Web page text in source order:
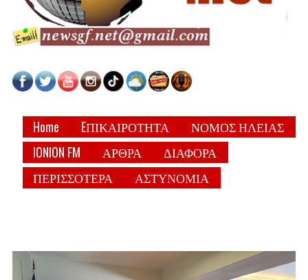
Home EΠΙΚΑΙΡΟΤΗΤΑ
ΝΟΜΟΣ ΗΛΕΙΑΣ
IONION FM
ΑΡΘΡΑ
ΔΙΑΦΟΡΑ
ΠΕΡΙΣΣΟΤΕΡΑ
ΑΣΤΥΝΟΜΙΑ